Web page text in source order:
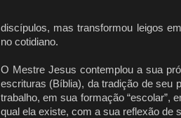
discípulos, mas transformou leigos
no cotidiano.
O Mestre Jesus contemplou a sua
escrituras (Bíblia), da tradição de seu
trabalho, em sua formação “escolar”,
qual ela existe, com a sua reflexão de